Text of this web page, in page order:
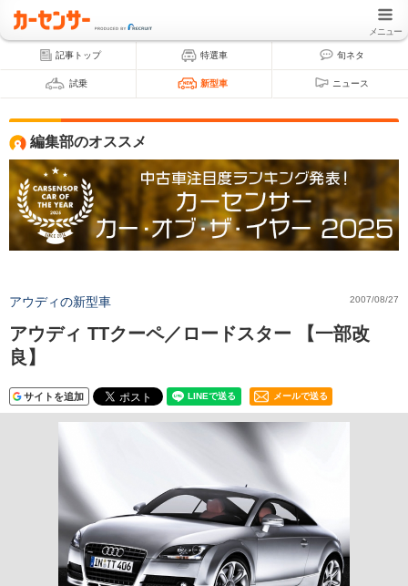
メニュー
記事トップ 特選車 旬ネタ
試乗 新型車 ニュース
編集部のオススメ
アウディの新型車 2007/08/27
アウディ TTクーペ／ロードスター 【一部改
良】
サイトを追加 メールで送る